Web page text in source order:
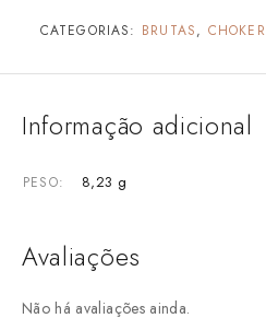
CATEGORIAS: BRUTAS, CHOKER
Informação adicional
PESO 8,23 g
Avaliações
Não há avaliações ainda.